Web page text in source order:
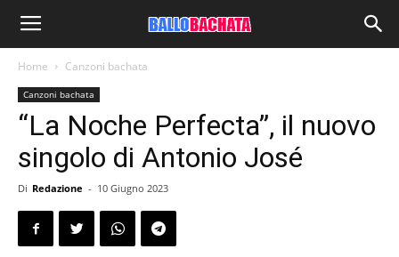
Home Canzoni bachata
Canzoni bachata
“La Noche Perfecta”, il nuovo
singolo di Antonio José
Di Redazione - 10 Giugno 2023